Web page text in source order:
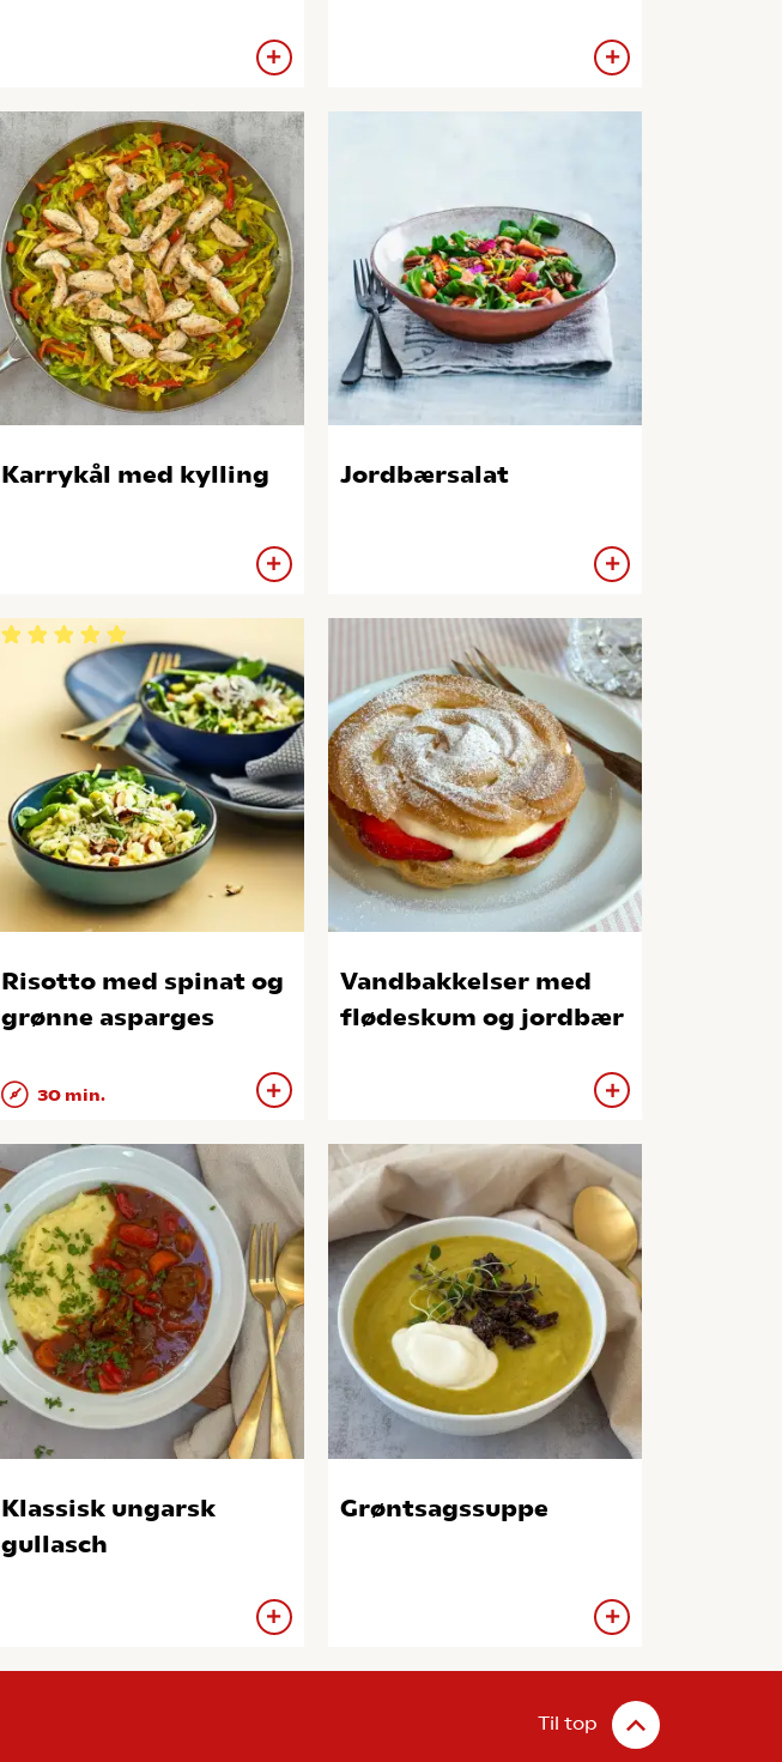
Karrykål med kylling Jordbærsalat
Risotto med spinat og
grønne asparges
30 min.
Vandbakkelser med
flødeskum og jordbær
Klassisk ungarsk
gullasch
Grøntsagssuppe
Til top